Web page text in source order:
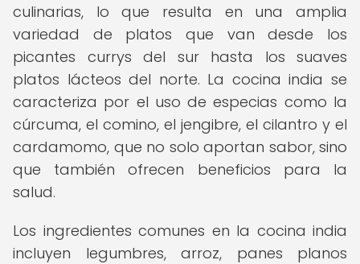
culinarias, lo que resulta en una amplia
variedad de platos que van desde los
picantes currys del sur hasta los suaves
platos lácteos del norte. La cocina india se
caracteriza por el uso de especias como la
cúrcuma, el comino, el jengibre, el cilantro y el
cardamomo, que no solo aportan sabor, sino
que también ofrecen beneficios para la
salud.
Los ingredientes comunes en la cocina india
incluyen legumbres, arroz, panes planos